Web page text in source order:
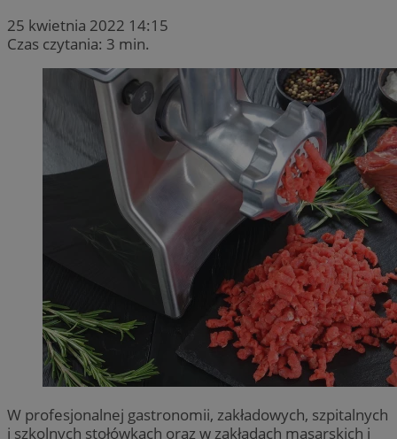
25 kwietnia 2022 14:15
Czas czytania: 3 min.
W profesjonalnej gastronomii, zakładowych, szpitalnych
i szkolnych stołówkach oraz w zakładach masarskich i